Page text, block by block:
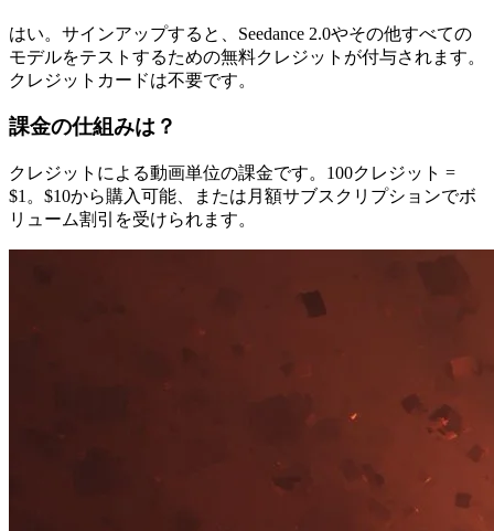
はい。サインアップすると、Seedance 2.0やその他すべての
モデルをテストするための無料クレジットが付与されます。
クレジットカードは不要です。
課金の仕組みは？
クレジットによる動画単位の課金です。100クレジット =
$1。$10から購入可能、または月額サブスクリプションでボ
リューム割引を受けられます。